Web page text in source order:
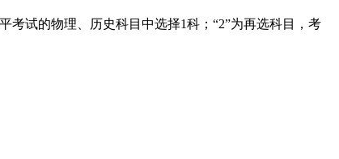
考试的物理、历史科目中选择1科；“2”为再选科目，考